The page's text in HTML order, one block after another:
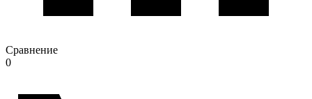
Сравнение
0